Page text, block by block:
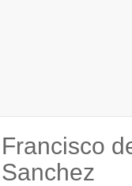
Francisco
Sanchez